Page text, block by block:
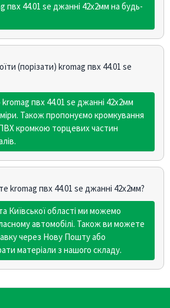
пвх 44.01 se джанні 42х2мм на будь-
(порізати) kromag пвх 44.01 se
пвх 44.01 se джанні 42х2мм
Також пропонуємо кромкування
кромкою торцевих частин
kromag пвх 44.01 se джанні 42х2мм?
Київської області ми можемо
автомобілі. Також ви можете
через Нову Пошту або
матеріали з нашого складу.